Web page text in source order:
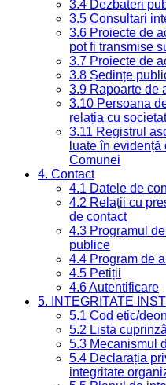
3.4 Dezbateri
3.5 Consultari
3.6 Proiecte de
pot fi transmise
3.7 Proiecte de
3.8 Ședințe
3.9 Rapoarte de
3.10 Persoana
relația cu
3.11 Registrul
luate în
Comunei
4. Contact
4.1 Datele de
4.2 Relații cu
de contact
4.3 Programul
publice
4.4 Program de
4.5 Petiții
4.6 Autentificare
5. INTEGRITATE
5.1 Cod etic/
5.2 Lista
5.3 Mecanismul
5.4 Declarația
integritate